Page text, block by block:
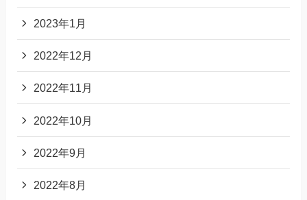
2023年1月
2022年12月
2022年11月
2022年10月
2022年9月
2022年8月